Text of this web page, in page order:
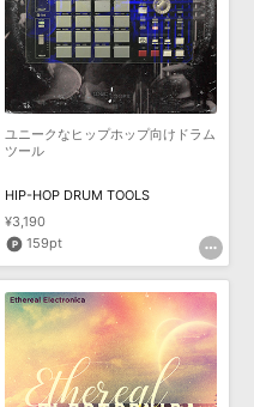
ユニークなヒップホップ向けドラム
ツール
HIP-HOP DRUM TOOLS
¥3,190
159pt